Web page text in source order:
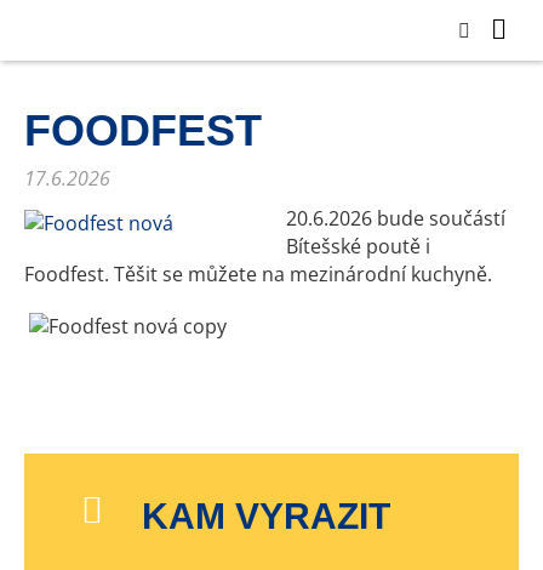
FOODFEST
17.6.2026
20.6.2026 bude součástí
Bítešské poutě i
Foodfest. Těšit se můžete na mezinárodní kuchyně.
KAM VYRAZIT